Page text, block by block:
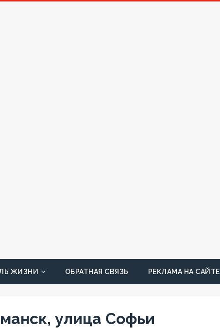
ЖИЗНИ ОБРАТНАЯ СВЯЗЬ РЕКЛАМА НА САЙТЕ
улица Софьи